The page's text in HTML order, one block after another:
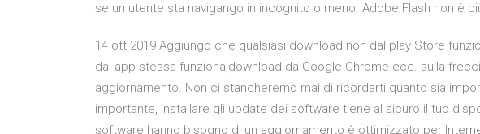
se un utente sta navigango in incognito o meno. Adobe Flash non è
14 ott 2019 Aggiungo che qualsiasi download non dal play Store
dal app stessa funziona,download da Google Chrome ecc. sulla
aggiornamento. Non ci stancheremo mai di ricordarti quanto sia
importante, installare gli update dei software tiene al sicuro il tuo
software hanno bisogno di un aggiornamento è ottimizzato per